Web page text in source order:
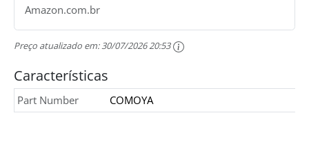
Amazon.com.br
Preço atualizado em:30/07/2026 20:53
Características
Part Number COMOYA